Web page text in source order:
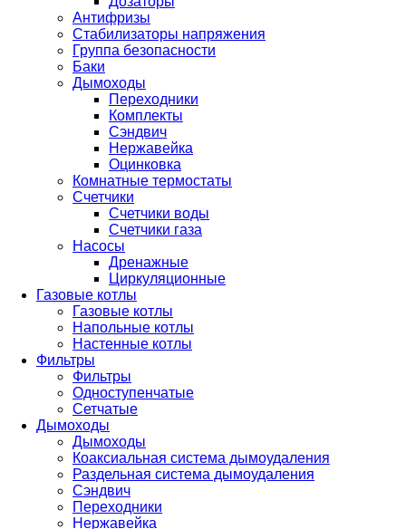
Антифризы
Стабилизаторы напряжения
Группа безопасности
Баки
Дымоходы
Переходники
Комплекты
Сэндвич
Нержавейка
Оцинковка
Комнатные термостаты
Счетчики
Счетчики воды
Счетчики газа
Насосы
Дренажные
Циркуляционные
Газовые котлы
Газовые котлы
Напольные котлы
Настенные котлы
Фильтры
Фильтры
Одноступенчатые
Сетчатые
Дымоходы
Дымоходы
Коаксиальная система дымоудаления
Раздельная система дымоудаления
Сэндвич
Переходники
Нержавейка